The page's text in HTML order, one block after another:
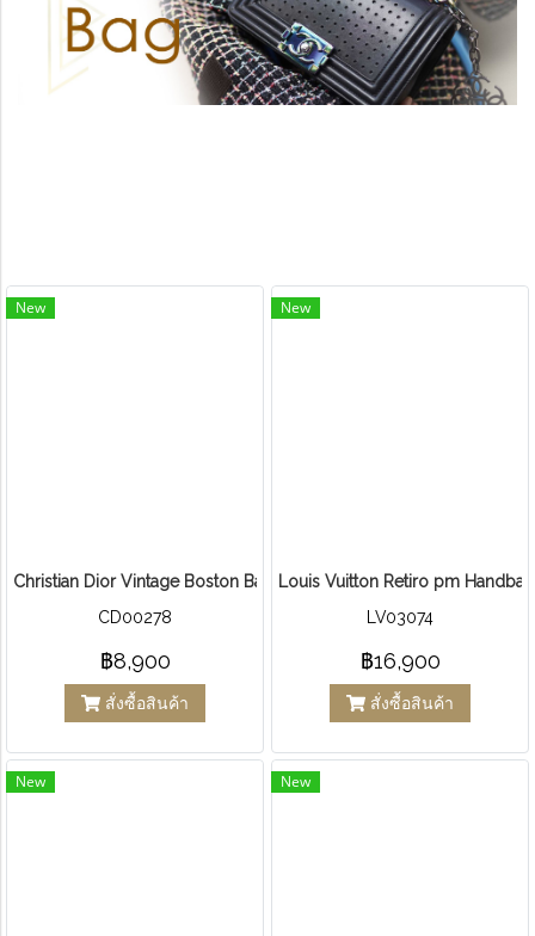
New
Christian Dior Vintage Boston Bag Deep Blue
CD00278
฿8,900
สั่งซื้อสินค้า
New
Louis Vuitton Retiro pm
LV03074
฿16,900
สั่งซื้อสินค้า
New New